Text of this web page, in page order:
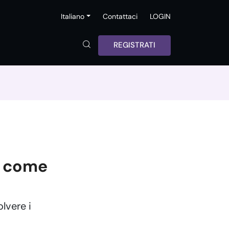
Italiano Contattaci LOGIN
REGISTRATI
i